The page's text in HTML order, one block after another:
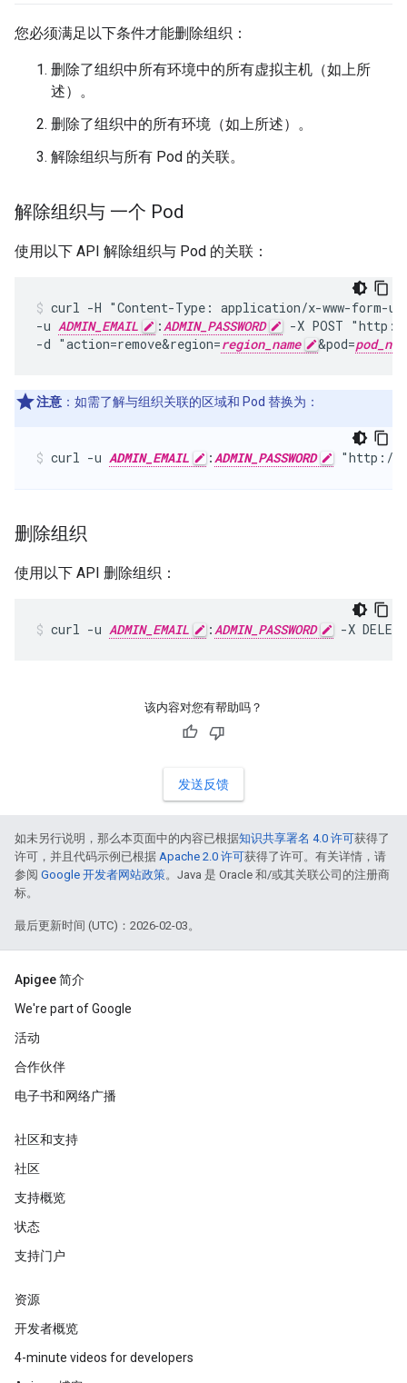
您必须满足以下条件才能删除组织：
删除了组织中所有环境中的所有虚拟主机（如上所
述）。
删除了组织中的所有环境（如上所述）。
解除组织与所有 Pod 的关联。
解除组织与 一个 Pod
使用以下 API 解除组织与 Pod 的关联：
curl -H "Content-Type: application/x-www-form-
-u ADMIN_EMAIL :ADMIN_PASSWORD
-X POST
-d "action=remove&region=region_name &pod=
注意 ：如需了解与组织关联的区域和 Pod 替换为：
curl -u ADMIN_EMAIL :ADMIN_PASSWORD "http://
删除组织
使用以下 API 删除组织：
curl -u ADMIN_EMAIL :ADMIN_PASSWORD -X
该内容对您有帮助吗？
发送反馈
如未另行说明，那么本页面中的内容已根据知识共享署名 4.0 许可获得了
许可，并且代码示例已根据 Apache 2.0 许可获得了许可。有关详情，请
参阅 Google 开发者网站政策。Java 是 Oracle 和/或其关联公司的注册商
标。
最后更新时间 (UTC)：2026-02-03。
Apigee 简介
We're part of Google
活动
合作伙伴
电子书和网络广播
社区和支持
社区
支持概览
状态
支持门户
资源
开发者概览
4-minute videos for developers